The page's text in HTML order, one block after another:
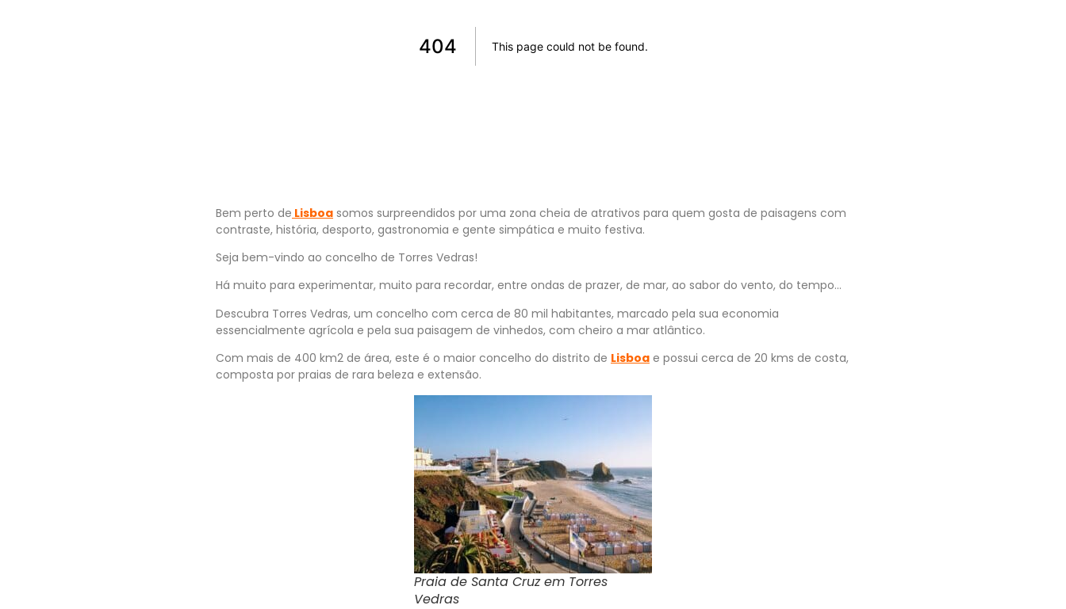
Bem perto de Lisboa somos surpreendidos por uma zona cheia de atrativos para quem gosta de paisagens com
contraste, história, desporto, gastronomia e gente simpática e muito festiva.
Seja bem-vindo ao concelho de Torres Vedras!
Há muito para experimentar, muito para recordar, entre ondas de prazer, de mar, ao sabor do vento, do tempo…
Descubra Torres Vedras, um concelho com cerca de 80 mil habitantes, marcado pela sua economia
essencialmente agrícola e pela sua paisagem de vinhedos, com cheiro a mar atlântico.
Com mais de 400 km2 de área, este é o maior concelho do distrito de Lisboa e possui cerca de 20 kms de costa,
composta por praias de rara beleza e extensão.
Praia de Santa Cruz em Torres
Vedras